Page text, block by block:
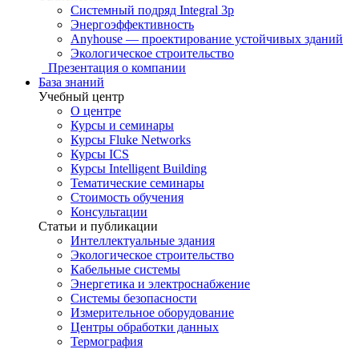
Системный подряд Integral 3p
Энергоэффективность
Anyhouse — проектирование устойчивых зданий
Экологическое строительство
Презентация о компании
База знаний
Учебный центр
О центре
Курсы и семинары
Курсы Fluke Networks
Курсы ICS
Курсы Intelligent Building
Тематические семинары
Стоимость обучения
Консультации
Статьи и публикации
Интеллектуальные здания
Экологическое строительство
Кабельные системы
Энергетика и электроснабжение
Системы безопасности
Измерительное оборудование
Центры обработки данных
Термография